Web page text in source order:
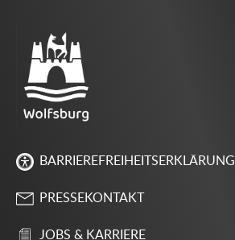
BARRIEREFREIHEITSERKLÄRUNG
PRESSEKONTAKT
JOBS & KARRIERE